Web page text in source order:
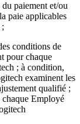
paiement et/ou
paie applicables
conditions de
pour chaque
; à condition,
examinent les
qualifié ;
Employé